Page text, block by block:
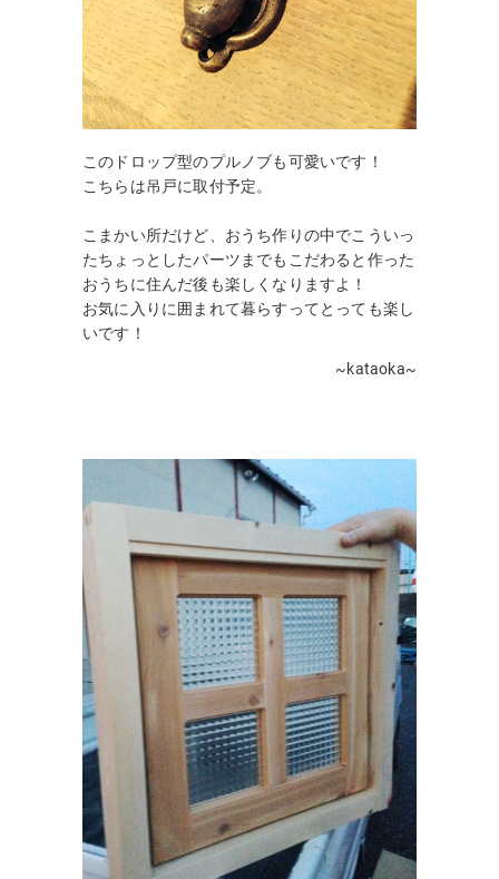
このドロップ型のプルノブも可愛いです！
こちらは吊戸に取付予定。
こまかい所だけど、おうち作りの中でこういっ
たちょっとしたパーツまでもこだわると作った
おうちに住んだ後も楽しくなりますよ！
お気に入りに囲まれて暮らすってとっても楽し
いです！
~kataoka~